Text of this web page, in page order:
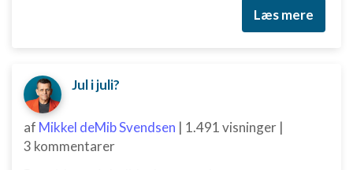
Læs mere
Jul i juli?
af Mikkel deMib Svendsen | 1.491 visninger |
3 kommentarer